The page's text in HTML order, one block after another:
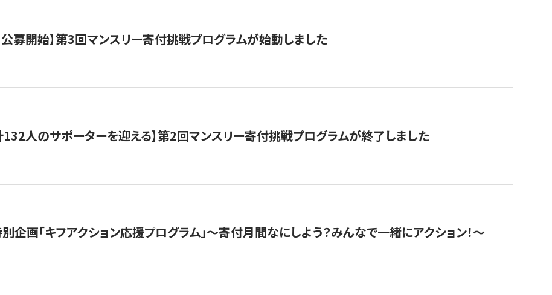
募開始】第3回マンスリー寄付挑戦プログラムが始動しました
132人のサポーターを迎える】第2回マンスリー寄付挑戦プログラムが終了しました
企画「キフアクション応援プログラム」〜寄付月間なにしよう？みんなで一緒にアクション！〜